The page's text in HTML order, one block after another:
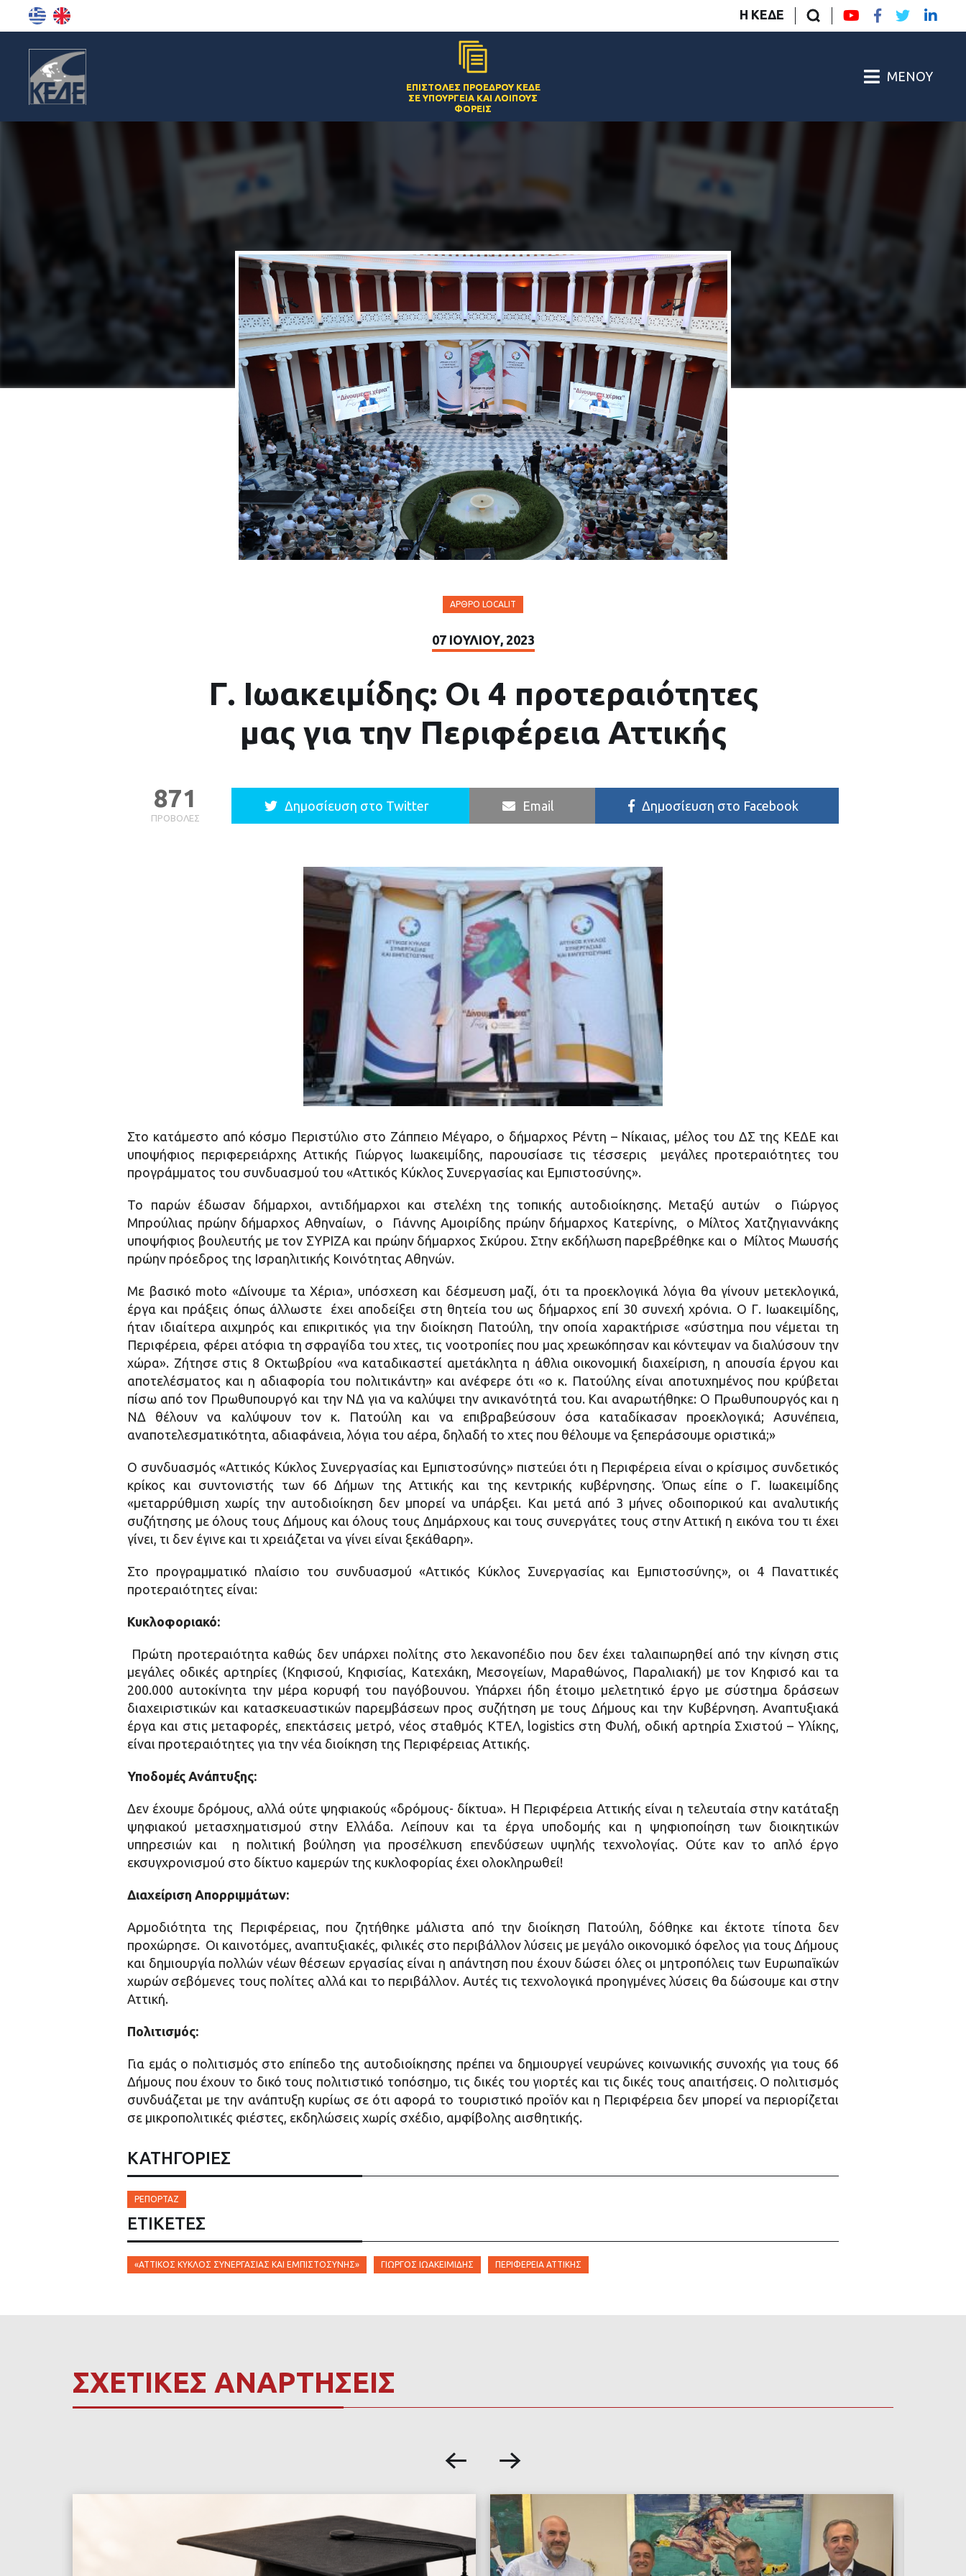
Η ΚΕΔΕ
ΕΠΙΣΤΟΛΈΣ ΠΡΟΈΔΡΟΥ ΚΕΔΕ
ΣΕ ΥΠΟΥΡΓΕΊΑ ΚΑΙ ΛΟΙΠΟΎΣ
ΦΟΡΕΊΣ
ΜΕΝΟΎ
ΆΡΘΡΟ LOCALIT
07 ΙΟΥΛΊΟΥ, 2023
Γ. Ιωακειμίδης: Οι 4 προτεραιότητες
μας για την Περιφέρεια Αττικής
ΠΡΟΒΟΛΈΣ
871 Δημοσίευση στο Twitter Email Δημοσίευση στο Facebook
Στο κατάμεστο από κόσμο Περιστύλιο στο Ζάππειο Μέγαρο, ο δήμαρχος Ρέντη – Νίκαιας, μέλος του ΔΣ της ΚΕΔΕ και
υποψήφιος περιφερειάρχης Αττικής Γιώργος Ιωακειμίδης, παρουσίασε τις τέσσερις μεγάλες προτεραιότητες του
προγράμματος του συνδυασμού του «Αττικός Κύκλος Συνεργασίας και Εμπιστοσύνης».
Το παρών έδωσαν δήμαρχοι, αντιδήμαρχοι και στελέχη της τοπικής αυτοδιοίκησης. Μεταξύ αυτών ο Γιώργος
Μπρούλιας πρώην δήμαρχος Αθηναίων, ο Γιάννης Αμοιρίδης πρώην δήμαρχος Κατερίνης, ο Μίλτος Χατζηγιαννάκης
υποψήφιος βουλευτής με τον ΣΥΡΙΖΑ και πρώην δήμαρχος Σκύρου. Στην εκδήλωση παρεβρέθηκε και ο Μίλτος Μωυσής
πρώην πρόεδρος της Ισραηλιτικής Κοινότητας Αθηνών.
Με βασικό moto «Δίνουμε τα Χέρια», υπόσχεση και δέσμευση μαζί, ότι τα προεκλογικά λόγια θα γίνουν μετεκλογικά,
έργα και πράξεις όπως άλλωστε έχει αποδείξει στη θητεία του ως δήμαρχος επί 30 συνεχή χρόνια. Ο Γ. Ιωακειμίδης,
ήταν ιδιαίτερα αιχμηρός και επικριτικός για την διοίκηση Πατούλη, την οποία χαρακτήρισε «σύστημα που νέμεται τη
Περιφέρεια, φέρει ατόφια τη σφραγίδα του χτες, τις νοοτροπίες που μας χρεωκόπησαν και κόντεψαν να διαλύσουν την
χώρα». Ζήτησε στις 8 Οκτωβρίου «να καταδικαστεί αμετάκλητα η άθλια οικονομική διαχείριση, η απουσία έργου και
αποτελέσματος και η αδιαφορία του πολιτικάντη» και ανέφερε ότι «ο κ. Πατούλης είναι αποτυχημένος που κρύβεται
πίσω από τον Πρωθυπουργό και την ΝΔ για να καλύψει την ανικανότητά του. Και αναρωτήθηκε: Ο Πρωθυπουργός και η
ΝΔ θέλουν να καλύψουν τον κ. Πατούλη και να επιβραβεύσουν όσα καταδίκασαν προεκλογικά; Ασυνέπεια,
αναποτελεσματικότητα, αδιαφάνεια, λόγια του αέρα, δηλαδή το χτες που θέλουμε να ξεπεράσουμε οριστικά;»
Ο συνδυασμός «Αττικός Κύκλος Συνεργασίας και Εμπιστοσύνης» πιστεύει ότι η Περιφέρεια είναι ο κρίσιμος συνδετικός
κρίκος και συντονιστής των 66 Δήμων της Αττικής και της κεντρικής κυβέρνησης. Όπως είπε ο Γ. Ιωακειμίδης
«μεταρρύθμιση χωρίς την αυτοδιοίκηση δεν μπορεί να υπάρξει. Και μετά από 3 μήνες οδοιπορικού και αναλυτικής
συζήτησης με όλους τους Δήμους και όλους τους Δημάρχους και τους συνεργάτες τους στην Αττική η εικόνα του τι έχει
γίνει, τι δεν έγινε και τι χρειάζεται να γίνει είναι ξεκάθαρη».
Στο προγραμματικό πλαίσιο του συνδυασμού «Αττικός Κύκλος Συνεργασίας και Εμπιστοσύνης», οι 4 Παναττικές
προτεραιότητες είναι:
Κυκλοφοριακό:
Πρώτη προτεραιότητα καθώς δεν υπάρχει πολίτης στο λεκανοπέδιο που δεν έχει ταλαιπωρηθεί από την κίνηση στις
μεγάλες οδικές αρτηρίες (Κηφισού, Κηφισίας, Κατεχάκη, Μεσογείων, Μαραθώνος, Παραλιακή) με τον Κηφισό και τα
200.000 αυτοκίνητα την μέρα κορυφή του παγόβουνου. Υπάρχει ήδη έτοιμο μελετητικό έργο με σύστημα δράσεων
διαχειριστικών και κατασκευαστικών παρεμβάσεων προς συζήτηση με τους Δήμους και την Κυβέρνηση. Αναπτυξιακά
έργα και στις μεταφορές, επεκτάσεις μετρό, νέος σταθμός ΚΤΕΛ, logistics στη Φυλή, οδική αρτηρία Σχιστού – Υλίκης,
είναι προτεραιότητες για την νέα διοίκηση της Περιφέρειας Αττικής.
Υποδομές Ανάπτυξης:
Δεν έχουμε δρόμους, αλλά ούτε ψηφιακούς «δρόμους- δίκτυα». Η Περιφέρεια Αττικής είναι η τελευταία στην κατάταξη
ψηφιακού μετασχηματισμού στην Ελλάδα. Λείπουν και τα έργα υποδομής και η ψηφιοποίηση των διοικητικών
υπηρεσιών και η πολιτική βούληση για προσέλκυση επενδύσεων υψηλής τεχνολογίας. Ούτε καν το απλό έργο
εκσυγχρονισμού στο δίκτυο καμερών της κυκλοφορίας έχει ολοκληρωθεί!
Διαχείριση Απορριμμάτων:
Αρμοδιότητα της Περιφέρειας, που ζητήθηκε μάλιστα από την διοίκηση Πατούλη, δόθηκε και έκτοτε τίποτα δεν
προχώρησε. Oι καινοτόμες, αναπτυξιακές, φιλικές στο περιβάλλον λύσεις με μεγάλο οικονομικό όφελος για τους Δήμους
και δημιουργία πολλών νέων θέσεων εργασίας είναι η απάντηση που έχουν δώσει όλες οι μητροπόλεις των Ευρωπαϊκών
χωρών σεβόμενες τους πολίτες αλλά και το περιβάλλον. Αυτές τις τεχνολογικά προηγμένες λύσεις θα δώσουμε και στην
Αττική.
Πολιτισμός:
Για εμάς ο πολιτισμός στο επίπεδο της αυτοδιοίκησης πρέπει να δημιουργεί νευρώνες κοινωνικής συνοχής για τους 66
Δήμους που έχουν το δικό τους πολιτιστικό τοπόσημο, τις δικές του γιορτές και τις δικές τους απαιτήσεις. Ο πολιτισμός
συνδυάζεται με την ανάπτυξη κυρίως σε ότι αφορά το τουριστικό προϊόν και η Περιφέρεια δεν μπορεί να περιορίζεται
σε μικροπολιτικές φιέστες, εκδηλώσεις χωρίς σχέδιο, αμφίβολης αισθητικής.
ΚΑΤΗΓΟΡΙΕΣ
ΡΕΠΟΡΤΆΖ
ΕΤΙΚΈΤΕΣ
«ΑΤΤΙΚΌΣ ΚΎΚΛΟΣ ΣΥΝΕΡΓΑΣΊΑΣ ΚΑΙ ΕΜΠΙΣΤΟΣΎΝΗΣ» ΓΙΏΡΓΟΣ ΙΩΑΚΕΙΜΊΔΗΣ ΠΕΡΙΦΈΡΕΙΑ ΑΤΤΙΚΉΣ
ΣΧΕΤΙΚΕΣ ΑΝΑΡΤΗΣΕΙΣ